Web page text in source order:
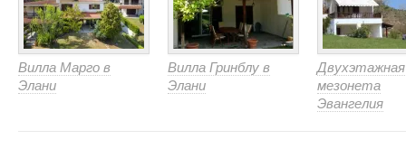
Вилла Марго в
Элани
Вилла Гринблу в
Элани
Двухэтажная
мезонета
Эвангелия